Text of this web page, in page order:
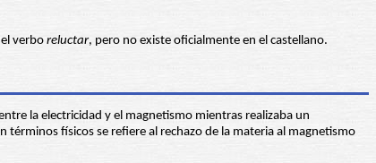
verbo reluctar, pero no existe oficialmente en el castellano.
la electricidad y el magnetismo mientras realizaba un
términos físicos se refiere al rechazo de la materia al magnetismo